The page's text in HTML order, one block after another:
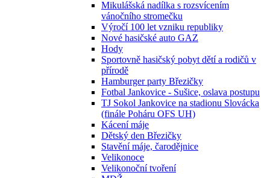
Mikulášská nadílka s rozsvícením
vánočního stromečku
Výročí 100 let vzniku republiky
Nové hasičské auto GAZ
Hody
Sportovně hasičský pobyt dětí a rodičů v
přírodě
Hamburger party Březičky
Fotbal Jankovice - Sušice, oslava postupu
TJ Sokol Jankovice na stadionu Slovácka
(finále Poháru OFS UH)
Kácení máje
Dětský den Březičky
Stavění máje, čarodějnice
Velikonoce
Velikonoční tvoření